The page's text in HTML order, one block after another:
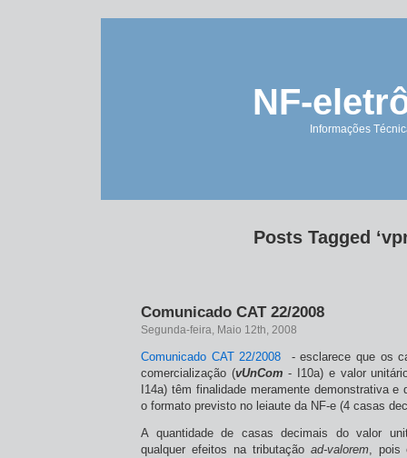
NF-
Informações
Posts Tagged
Comunicado CAT 22/2008
Segunda-feira, Maio 12th, 2008
Comunicado CAT 22/2008 - esclarece que os
comercialização (vUnCom- I10a) e valor
I14a) têm finalidade meramente demonstrativa
o formato previsto no leiaute da NF-e (4 casas
A quantidade de casas decimais do valor
qualquer efeitos na tributação ad-valorem, pois